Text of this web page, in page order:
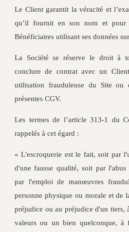
Le Client garantit la véracité et
qu’il fournit en son nom et
Bénéficiaires utilisant ses données
La Société se réserve le droit à
conclure de contrat avec un
utilisation frauduleuse du Site ou
présentes CGV.
Les termes de l’article 313-1 du
rappelés à cet égard :
« L'escroquerie est le fait, soit par
d'une fausse qualité, soit par
par l'emploi de manœuvres
personne physique ou morale et de
préjudice ou au préjudice d'un tiers,
valeurs ou un bien quelconque,